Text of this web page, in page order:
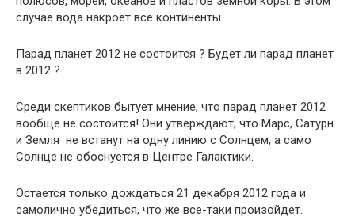
случае вода накроет все континенты.
Парад планет 2012 не состоится ? Будет ли парад планет
в 2012 ?
Среди скептиков бытует мнение, что парад планет 2012
вообще не состоится! Они утверждают, что Марс, Сатурн
и Земля не встанут на одну линию с Солнцем, а само
Солнце не обоснуется в Центре Галактики.
Остается только дождаться 21 декабря 2012 года и
самолично убедиться, что же все-таки произойдет.